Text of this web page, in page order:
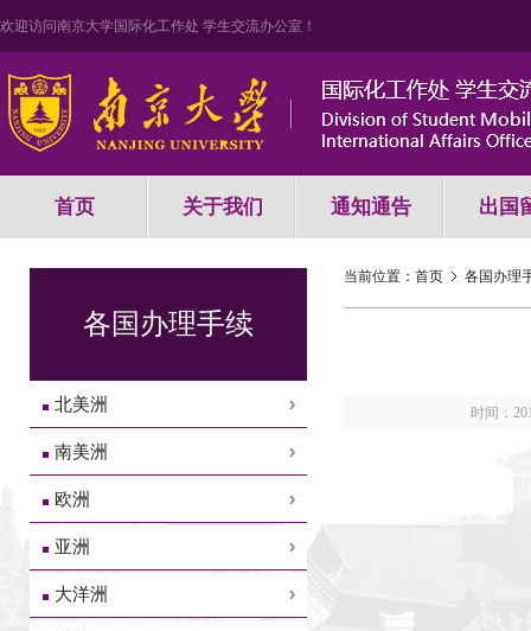
欢迎访问南京大学国际化工作处 学生交流办公室！
首页 关于我们 通知通告 出国
各国办理手续
北美洲
南美洲
欧洲
亚洲
大洋洲
当前位置： 首页 各国办理
时间：